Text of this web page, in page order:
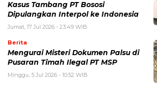
Kasus Tambang PT Bososi
Dipulangkan Interpol ke Indonesia
Jumat, 17 Jul 2026 - 23:49 WIB
Berita
Mengurai Misteri Dokumen Palsu di
Pusaran Timah Ilegal PT MSP
Minggu, 5 Jul 2026 - 10:52 WIB